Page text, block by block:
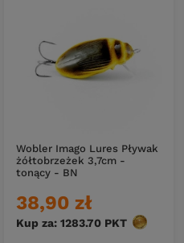
Wobler Imago Lures Pływak
żółtobrzeżek 3,7cm -
tonący - BN
38,90 zł
Kup za: 1283.70 PKT punktów